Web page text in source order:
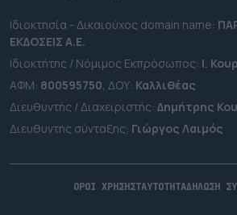
Ιδιοκτησία - Δικαιούχος domain name:
ΕΚΔΟΣΕΙΣ A.E.
Ιδιοκτήτης / Νόμιμος Εκπρόσωπος: Ι.
ΑΦΜ: 800595750, ΔΟΥ: Καλλιθέας
Διευθυντής / Διαχειριστής: Δημήτρης
Διευθυντής σύνταξης: Γιώργος Λαιμός
ΟΡΟΙ ΧΡΗΣΗΣΤΑΥΤΟΤΗΤΑΔΗΛΩΣΗ